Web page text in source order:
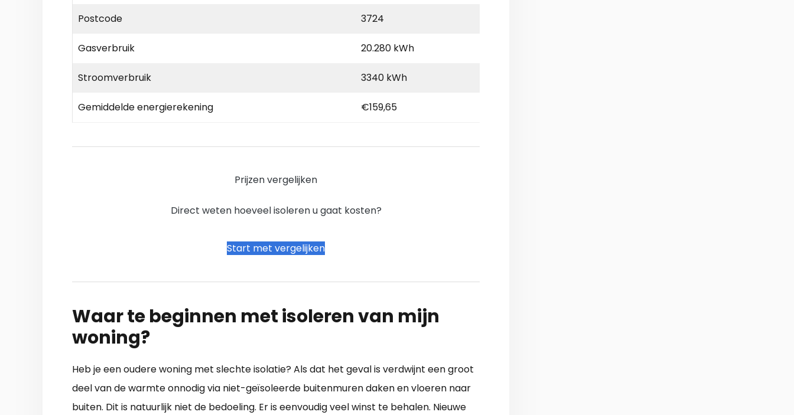
Postcode 3724
Gasverbruik 20.280 kWh
Stroomverbruik 3340 kWh
Gemiddelde energierekening €159,65
Prijzen vergelijken
Direct weten hoeveel isoleren u gaat kosten?
Start met vergelijken
Waar te beginnen met isoleren van mijn
woning?
Heb je een oudere woning met slechte isolatie? Als dat het geval is verdwijnt een groot
deel van de warmte onnodig via niet-geïsoleerde buitenmuren daken en vloeren naar
buiten. Dit is natuurlijk niet de bedoeling. Er is eenvoudig veel winst te behalen. Nieuwe